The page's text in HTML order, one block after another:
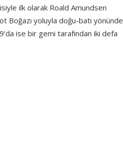
ilk olarak Roald Amundsen
Boğazı yoluyla doğu-batı yönünde
ise bir gemi tarafından iki defa